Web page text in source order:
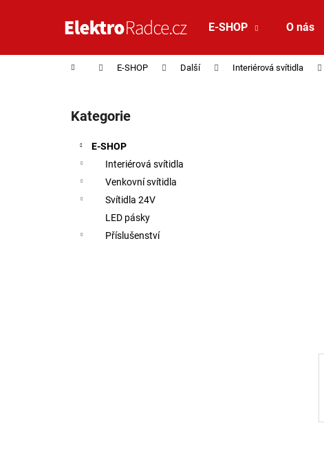
E-SHOP O nás
Domů E-SHOP Další Interiérová svítidla
Přeskočit kategorie
Kategorie
E-SHOP
Interiérová svítidla
Venkovní svítidla
Svítidla 24V
LED pásky
Příslušenství
Zpět
do
Zpět
do